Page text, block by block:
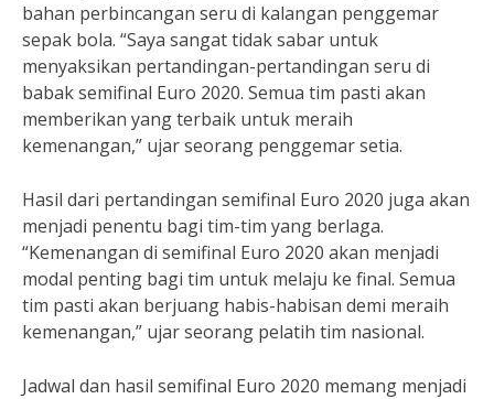
bahan perbincangan seru di kalangan penggemar
sepak bola. “Saya sangat tidak sabar untuk
menyaksikan pertandingan-pertandingan seru di
babak semifinal Euro 2020. Semua tim pasti akan
memberikan yang terbaik untuk meraih
kemenangan,” ujar seorang penggemar setia.
Hasil dari pertandingan semifinal Euro 2020 juga akan
menjadi penentu bagi tim-tim yang berlaga.
“Kemenangan di semifinal Euro 2020 akan menjadi
modal penting bagi tim untuk melaju ke final. Semua
tim pasti akan berjuang habis-habisan demi meraih
kemenangan,” ujar seorang pelatih tim nasional.
Jadwal dan hasil semifinal Euro 2020 memang menjadi